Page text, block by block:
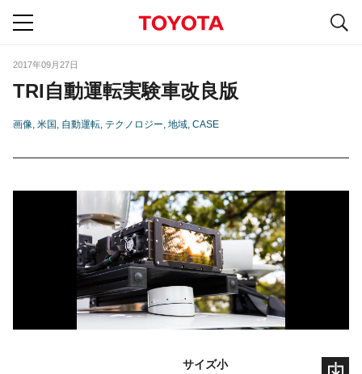
2017年09月27日
TRI自動運転実験車改良版
画像 米国 自動運転 テクノロジー 地域 CASE
サイズ小